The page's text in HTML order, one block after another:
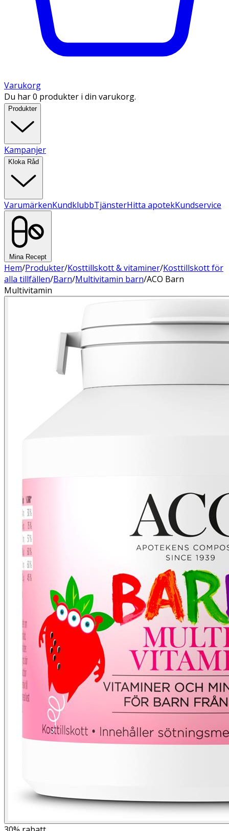
Varukorg
Du har 0 produkter i din varukorg.
Produkter
Kampanjer
Kloka Råd
VarumärkenKundklubbTjänsterHitta apotekKundservice
Mina Recept
Hem/Produkter/Kosttillskott & vitaminer/Kosttillskott för
alla tillfällen/Barn/Multivitamin barn/ACO Barn
Multivitamin